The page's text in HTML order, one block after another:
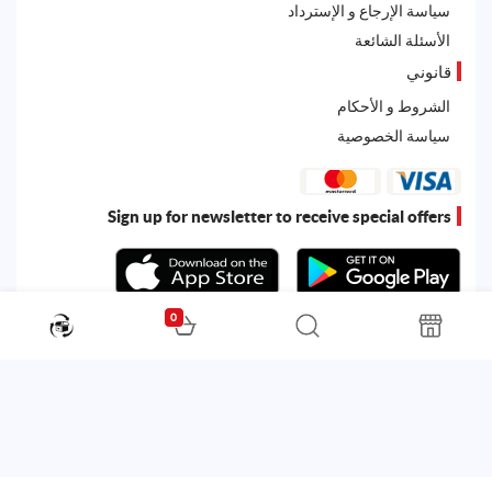
سياسة الإرجاع و الإسترداد
الأسئلة الشائعة
قانوني
الشروط و الأحكام
سياسة الخصوصية
Sign up for newsletter to receive special offers
0